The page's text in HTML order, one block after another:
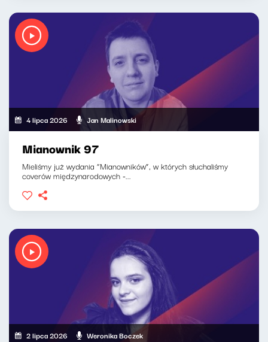
4 lipca 2026 Jan Malinowski
Mianownik 97
Mieliśmy już wydania “Mianowników”, w których słuchaliśmy
coverów międzynarodowych -...
2 lipca 2026 Weronika Boczek